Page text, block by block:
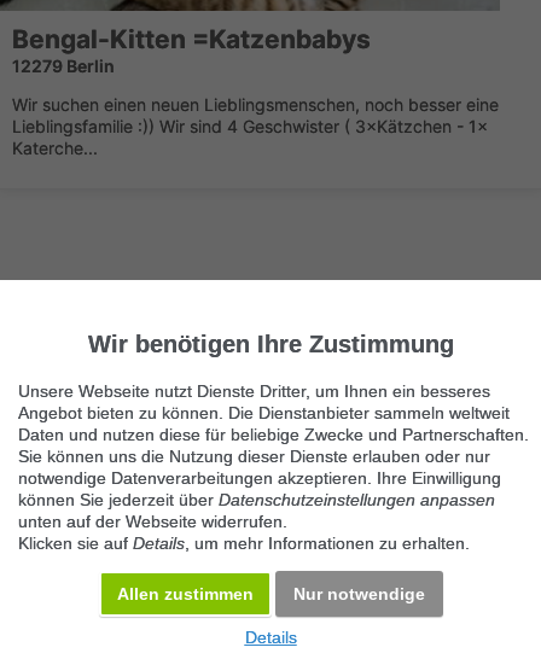
Bengal-Kitten =Katzenbabys
12279 Berlin
Wir suchen einen neuen Lieblingsmenschen, noch besser eine
Lieblingsfamilie :)) Wir sind 4 Geschwister ( 3×Kätzchen - 1×
Katerche...
Nächste Seite
Bengal-Katzen
Immer die neuesten Anzeigen erhalten?
Kein Angebot verpassen, täglich per E-Mail.
Benachrichtigung aktivieren
KOSTENLOS INSERIEREN
Wir benötigen Ihre Zustimmung
Unsere Webseite nutzt Dienste Dritter, um Ihnen ein besseres
Angebot bieten zu können. Die Dienstanbieter sammeln weltweit
Daten und nutzen diese für beliebige Zwecke und Partnerschaften.
Sie können uns die Nutzung dieser Dienste erlauben oder nur
notwendige Datenverarbeitungen akzeptieren. Ihre Einwilligung
können Sie jederzeit über Datenschutzeinstellungen anpassen
unten auf der Webseite widerrufen.
Klicken sie auf Details , um mehr Informationen zu erhalten.
Allen zustimmen Nur notwendige
Details